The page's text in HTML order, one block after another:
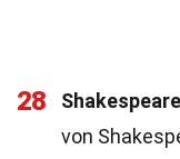
28
von